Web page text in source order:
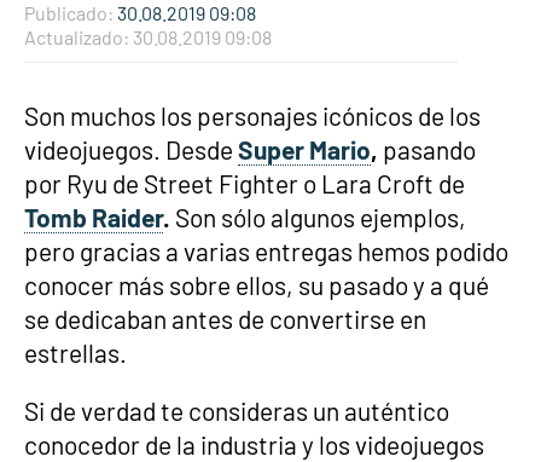
Publicado: 30.08.2019 09:08
Actualizado: 30.08.2019 09:08
Son muchos los personajes icónicos de los
videojuegos. Desde Super Mario, pasando
por Ryu de Street Fighter o Lara Croft de
Tomb Raider. Son sólo algunos ejemplos,
pero gracias a varias entregas hemos podido
conocer más sobre ellos, su pasado y a qué
se dedicaban antes de convertirse en
estrellas.
Si de verdad te consideras un auténtico
conocedor de la industria y los videojuegos